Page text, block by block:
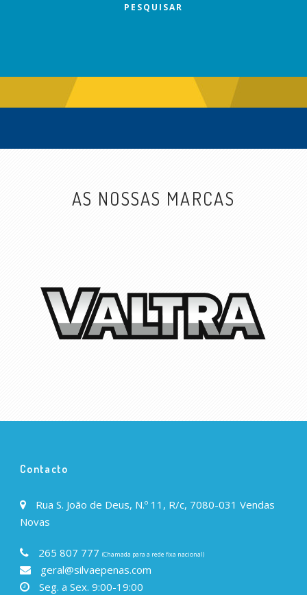
PESQUISAR
AS NOSSAS MARCAS
Contacto
Rua S. João de Deus, N.º 11, R/c, 7080-031 Vendas
Novas
265 807 777 (Chamada para a rede fixa nacional)
geral@silvaepenas.com
Seg. a Sex. 9:00-19:00